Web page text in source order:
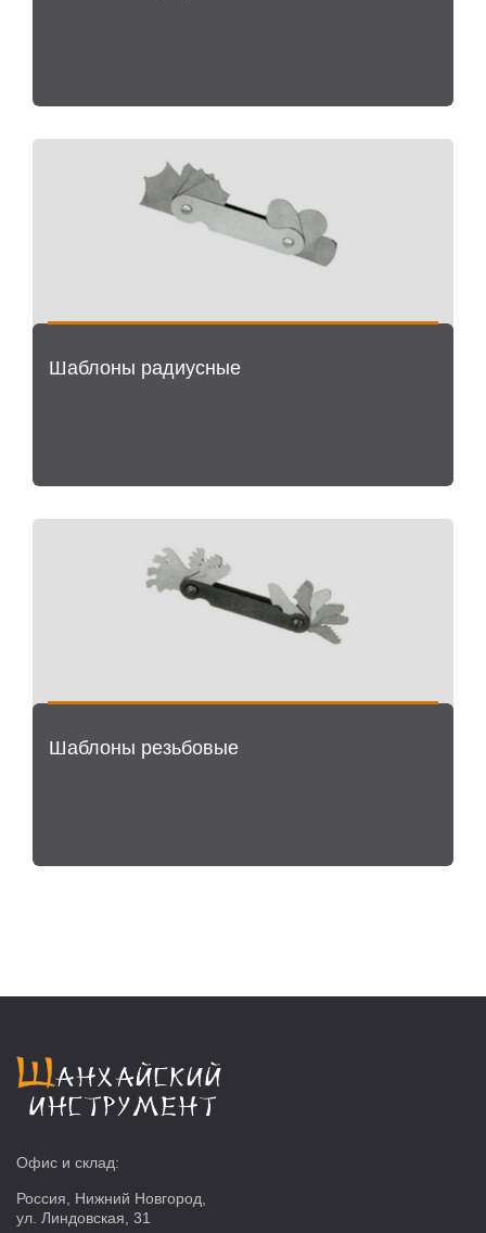
Шаблоны радиусные
Шаблоны резьбовые
Офис и склад:
Россия, Нижний Новгород,
ул. Линдовская, 31